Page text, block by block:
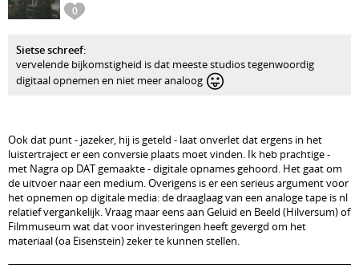
0
Sietse schreef:
vervelende bijkomstigheid is dat meeste studios tegenwoordig
digitaal opnemen en niet meer analoog 😛
Ook dat punt - jazeker, hij is geteld - laat onverlet dat ergens in het
luistertraject er een conversie plaats moet vinden. Ik heb prachtige -
met Nagra op DAT gemaakte - digitale opnames gehoord. Het gaat om
de uitvoer naar een medium. Overigens is er een serieus argument voor
het opnemen op digitale media: de draaglaag van een analoge tape is nl
relatief vergankelijk. Vraag maar eens aan Geluid en Beeld (Hilversum) of
Filmmuseum wat dat voor investeringen heeft gevergd om het
materiaal (oa Eisenstein) zeker te kunnen stellen.